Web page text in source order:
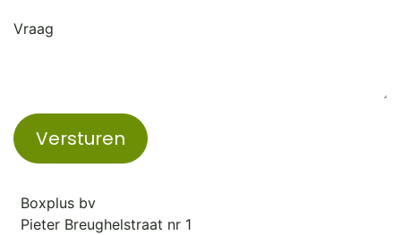
Vraag
Versturen
Boxplus bv
Pieter Breughelstraat nr 1